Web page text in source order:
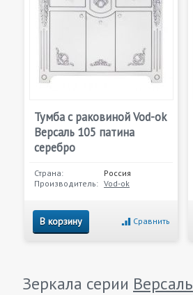
Тумба с раковиной Vod-ok
Версаль 105 патина
серебро
Страна:
Россия
Производитель: Vod-ok
В корзину Сравнить
Зеркала серии Версаль